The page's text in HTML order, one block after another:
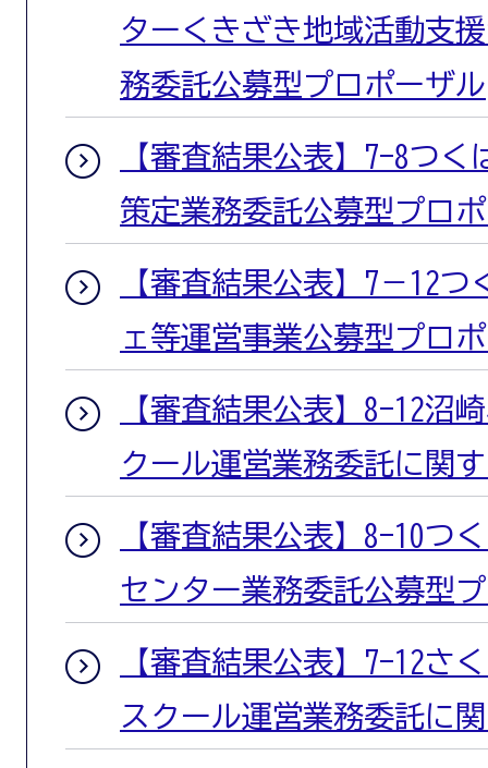
ターくきざき地域活動支
務委託公募型プロポーザル
【審査結果公表】7-8つ
策定業務委託公募型プロ
【審査結果公表】7－12
ェ等運営事業公募型プロ
【審査結果公表】8-12沼
クール運営業務委託に関
【審査結果公表】8-10つ
センター業務委託公募型
【審査結果公表】7-12さ
スクール運営業務委託に